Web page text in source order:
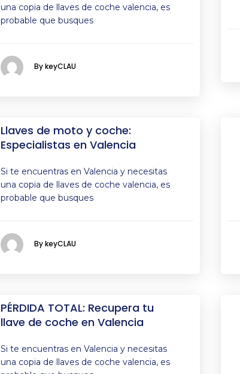
una copia de llaves de coche valencia, es
probable que busques
By keyCLAU
Llaves de moto y coche:
Especialistas en Valencia
Si te encuentras en Valencia y necesitas
una copia de llaves de coche valencia, es
probable que busques
By keyCLAU
PÉRDIDA TOTAL: Recupera tu
llave de coche en Valencia
Si te encuentras en Valencia y necesitas
una copia de llaves de coche valencia, es